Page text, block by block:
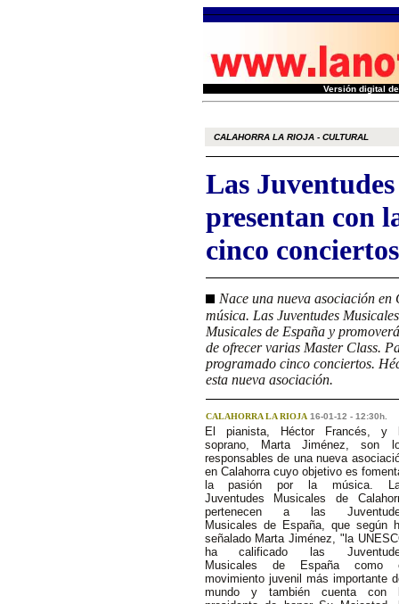
Versión digital
CALAHORRA LA RIOJA - CULTURAL
Las
presentan con
cinco conciertos
Nace una nueva asociación
música. Las Juventudes
Musicales de España y
de ofrecer varias Master Class.
programado cinco conciertos.
esta nueva asociación.
CALAHORRA LA RIOJA 16-01-12 - 12:30h.
El pianista, Héctor Francés, y
soprano, Marta Jiménez, son
responsables de una nueva
en Calahorra cuyo objetivo es
la pasión por la música.
Juventudes Musicales de
pertenecen a las
Musicales de España, que según
señalado Marta Jiménez, "la
ha calificado las
Musicales de España como
movimiento juvenil más importante
mundo y también cuenta con